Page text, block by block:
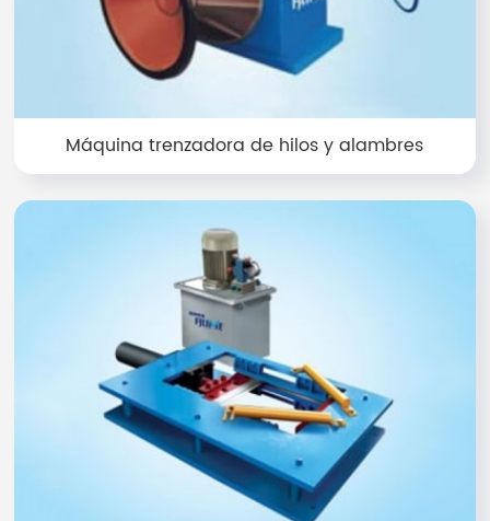
Máquina trenzadora de hilos y alambres